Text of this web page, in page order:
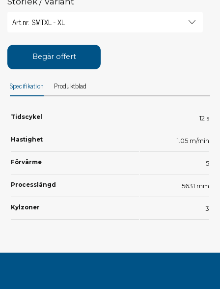
Begär offert
Specifikation Produktblad
Tidscykel 12 s
Hastighet 1.05 m/min
Förvärme 5
Processlängd 5631 mm
Kylzoner 3